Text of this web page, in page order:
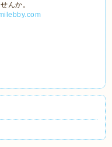
んか。